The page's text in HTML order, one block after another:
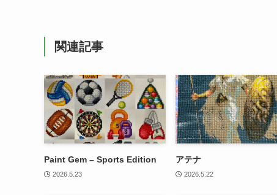
関連記事
Paint Gem – Sports Edition
2026.5.23
アテナ
2026.5.22